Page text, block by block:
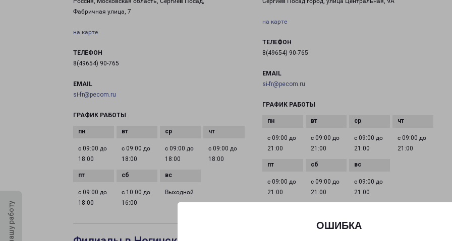
ОШИБКА
Фабричная улица, 7
на карте
ТЕЛЕФОН
8(49654) 90-765
EMAIL
si-fr@pecom.ru
ГРАФИК РАБОТЫ
с 09:00 до
18:00
с 09:00 до
18:00
с 09:00 до
18:00
с 09:00 до
18:00
с 09:00 до
18:00
с 10:00 до
16:00
Выходной
на карте
ТЕЛЕФОН
8(49654) 90-765
EMAIL
si-fr@pecom.ru
ГРАФИК РАБОТЫ
с 09:00 до
21:00
с 09:00 до
21:00
с 09:00 до
21:00
с 09:00 до
21:00
с 09:00 до
21:00
с 09:00 до
21:00
с 09:00 до
21:00